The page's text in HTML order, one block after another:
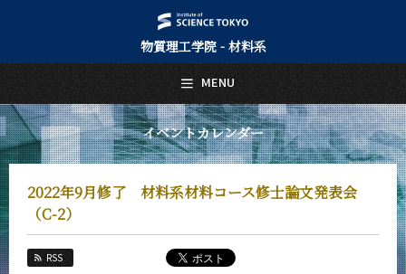
物質理工学院 - 材料系
イベントカレンダー
2022年9月修了 材料系材料コース修士論文発表会
（C-2）
RSS
MENU
日本語 English
トップページ
Top Page
材料系について
About Us
教育
Education
教員・研究室
Faculty and Laboratories